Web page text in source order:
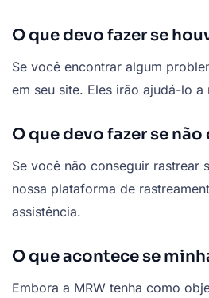
O que devo fazer se
Se você encontrar algum
em seu site. Eles irão ajudá-lo
O que devo fazer se
Se você não conseguir rastrear
nossa plataforma de
assistência.
O que acontece se
Embora a MRW tenha como